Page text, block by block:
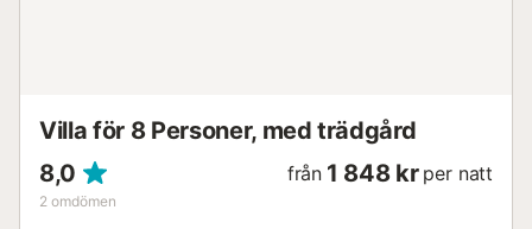
Villa för 8 Personer, med trädgård
8,0
2 omdömen
från 1 848 kr per natt